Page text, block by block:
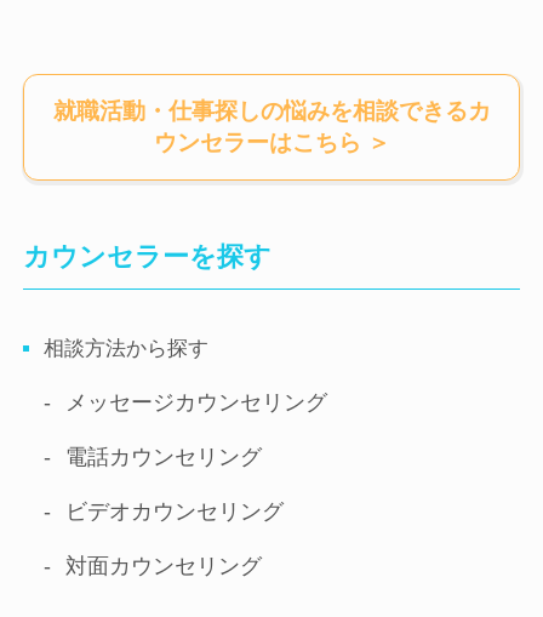
就職活動・仕事探しの悩みを相談できるカ
ウンセラーはこちら ＞
カウンセラーを探す
相談方法から探す
メッセージカウンセリング
電話カウンセリング
ビデオ カウンセリング
対面 カウンセリング